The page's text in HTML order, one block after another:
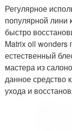
Регулярное
популярной лини
быстро
Matrix oil wonders
естественный
мастера из
данное средство
ухода и